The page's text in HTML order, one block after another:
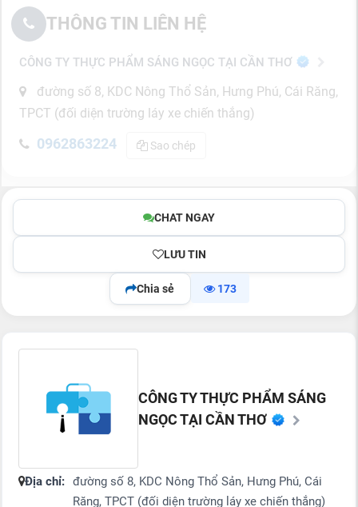
THÔNG TIN LIÊN HỆ
CÔNG TY THỰC PHẨM SÁNG NGỌC TẠI CẦN THƠ
đường số 8, KDC Nông Thổ Sản, Hưng Phú, Cái Răng,
TPCT (đối diện trường láy xe chiến thắng)
0962863224 Sao chép
CHAT NGAY
LƯU TIN
Chia sẻ 173
CÔNG TY THỰC PHẨM SÁNG
NGỌC TẠI CẦN THƠ
Địa chỉ: đường số 8, KDC Nông Thổ Sản, Hưng Phú, Cái
Răng, TPCT (đối diện trường láy xe chiến thắng)